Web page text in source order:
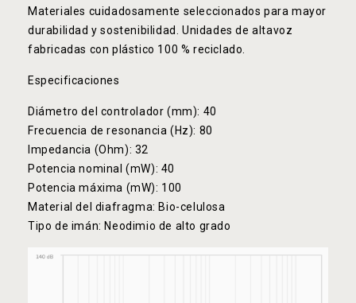
Materiales cuidadosamente seleccionados para mayor
durabilidad y sostenibilidad. Unidades de altavoz
fabricadas con plástico 100 % reciclado.
Especificaciones
Diámetro del controlador (mm): 40
Frecuencia de resonancia (Hz): 80
Impedancia (Ohm): 32
Potencia nominal (mW): 40
Potencia máxima (mW): 100
Material del diafragma: Bio-celulosa
Tipo de imán: Neodimio de alto grado